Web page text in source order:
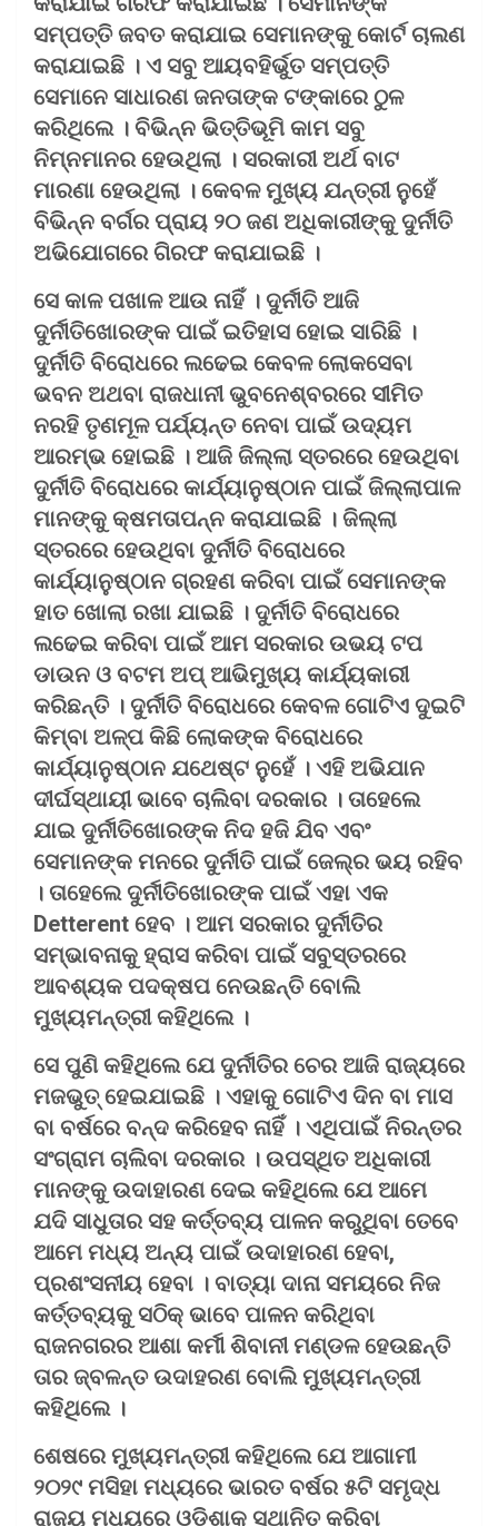
ସମ୍ପତ୍ତି ଜବତ କରାଯାଇ ସେମାନଙ୍କୁ କୋର୍ଟ ଚାଲଣ
କରାଯାଇଛି । ଏ ସବୁ ଆୟବହିର୍ଭୁତ ସମ୍ପତ୍ତି
ସେମାନେ ସାଧାରଣ ଜନତାଙ୍କ ଟଙ୍କାରେ ଠୁଳ
କରିଥିଲେ । ବିଭିନ୍ନ ଭିତ୍ତିଭୂମି କାମ ସବୁ
ନିମ୍ନମାନର ହେଉଥିଲା । ସରକାରୀ ଅର୍ଥ ବାଟ
ମାରଣା ହେଉଥିଲା । କେବଳ ମୁଖ୍ୟ ଯନ୍ତ୍ରୀ ନୁହେଁ
ବିଭିନ୍ନ ବର୍ଗର ପ୍ରାୟ ୨୦ ଜଣ ଅଧିକାରୀଙ୍କୁ ଦୁର୍ନୀତି
ଅଭିଯୋଗରେ ଗିରଫ କରାଯାଇଛି ।
ସେ କାଳ ପଖାଳ ଆଉ ନାହିଁ । ଦୁର୍ନୀତି ଆଜି
ଦୁର୍ନୀତିଖୋରଙ୍କ ପାଇଁ ଇତିହାସ ହୋଇ ସାରିଛି ।
ଦୁର୍ନୀତି ବିରୋଧରେ ଲଢେଇ କେବଳ ଲୋକସେବା
ଭବନ ଅଥବା ରାଜଧାନୀ ଭୁବନେଶ୍ବରରେ ସୀମିତ
ନରହି ତୃଣମୂଳ ପର୍ଯ୍ୟନ୍ତ ନେବା ପାଇଁ ଉଦ୍ୟମ
ଆରମ୍ଭ ହୋଇଛି । ଆଜି ଜିଲ୍ଲା ସ୍ତରରେ ହେଉଥିବା
ଦୁର୍ନୀତି ବିରୋଧରେ କାର୍ଯ୍ୟାନୁଷ୍ଠାନ ପାଇଁ ଜିଲ୍ଲାପାଳ
ମାନଙ୍କୁ କ୍ଷମତାପନ୍ନ କରାଯାଇଛି । ଜିଲ୍ଲା
ସ୍ତରରେ ହେଉଥିବା ଦୁର୍ନୀତି ବିରୋଧରେ
କାର୍ଯ୍ୟାନୁଷ୍ଠାନ ଗ୍ରହଣ କରିବା ପାଇଁ ସେମାନଙ୍କ
ହାତ ଖୋଲା ରଖା ଯାଇଛି । ଦୁର୍ନୀତି ବିରୋଧରେ
ଲଢେଇ କରିବା ପାଇଁ ଆମ ସରକାର ଉଭୟ ଟପ
ଡାଉନ ଓ ବଟମ ଅପ୍‌ ଆଭିମୁଖ୍ୟ କାର୍ଯ୍ୟକାରୀ
କରିଛନ୍ତି । ଦୁର୍ନୀତି ବିରୋଧରେ କେବଳ ଗୋଟିଏ ଦୁଇଟି
କିମ୍ବା ଅଳ୍ପ କିଛି ଲୋକଙ୍କ ବିରୋଧରେ
କାର୍ଯ୍ୟାନୁଷ୍ଠାନ ଯଥେଷ୍ଟ ନୁହେଁ । ଏହି ଅଭିଯାନ
ଦୀର୍ଘସ୍ଥାୟୀ ଭାବେ ଚାଲିବା ଦରକାର । ତାହେଲେ
ଯାଇ ଦୁର୍ନୀତିଖୋରଙ୍କ ନିଦ ହଜି ଯିବ ଏବଂ
ସେମାନଙ୍କ ମନରେ ଦୁର୍ନୀତି ପାଇଁ ଜେଲ୍‌ର ଭୟ ରହିବ
। ତାହେଲେ ଦୁର୍ନୀତିଖୋରଙ୍କ ପାଇଁ ଏହା ଏକ
Detterent ହେବ । ଆମ ସରକାର ଦୁର୍ନୀତିର
ସମ୍ଭାବନାକୁ ହ୍ରାସ କରିବା ପାଇଁ ସବୁସ୍ତରରେ
ଆବଶ୍ୟକ ପଦକ୍ଷପ ନେଉଛନ୍ତି ବୋଲି
ମୁଖ୍ୟମନ୍ତ୍ରୀ କହିଥିଲେ ।
ସେ ପୁଣି କହିଥିଲେ ଯେ ଦୁର୍ନୀତିର ଚେର ଆଜି ରାଜ୍ୟରେ
ମଜଭୁତ୍ ହେଇଯାଇଛି । ଏହାକୁ ଗୋଟିଏ ଦିନ ବା ମାସ
ବା ବର୍ଷରେ ବନ୍ଦ କରିହେବ ନାହିଁ । ଏଥିପାଇଁ ନିରନ୍ତର
ସଂଗ୍ରାମ ଚାଲିବା ଦରକାର । ଉପସ୍ଥିତ ଅଧିକାରୀ
ମାନଙ୍କୁ ଉଦାହାରଣ ଦେଇ କହିଥିଲେ ଯେ ଆମେ
ଯଦି ସାଧୁତାର ସହ କର୍ତ୍ତବ୍ୟ ପାଳନ କରୁଥିବା ତେବେ
ଆମେ ମଧ୍ୟ ଅନ୍ୟ ପାଇଁ ଉଦାହାରଣ ହେବା,
ପ୍ରଶଂସନୀୟ ହେବା । ବାତ୍ୟା ଦାନା ସମୟରେ ନିଜ
କର୍ତ୍ତବ୍ୟକୁ ସଠିକ୍ ଭାବେ ପାଳନ କରିଥିବା
ରାଜନଗରର ଆଶା କର୍ମୀ ଶିବାନୀ ମଣ୍ଡଳ ହେଉଛନ୍ତି
ତାର ଜ୍ବଳନ୍ତ ଉଦାହରଣ ବୋଲି ମୁଖ୍ୟମନ୍ତ୍ରୀ
କହିଥିଲେ ।
ଶେଷରେ ମୁଖ୍ୟମନ୍ତ୍ରୀ କହିଥିଲେ ଯେ ଆଗାମୀ
୨୦୨୯ ମସିହା ମଧ୍ୟରେ ଭାରତ ବର୍ଷର ୫ଟି ସମୃଦ୍ଧ
ରାଜ୍ୟ ମଧ୍ୟରେ ଓଡିଶାକୁ ସ୍ଥାନିତ କରିବା